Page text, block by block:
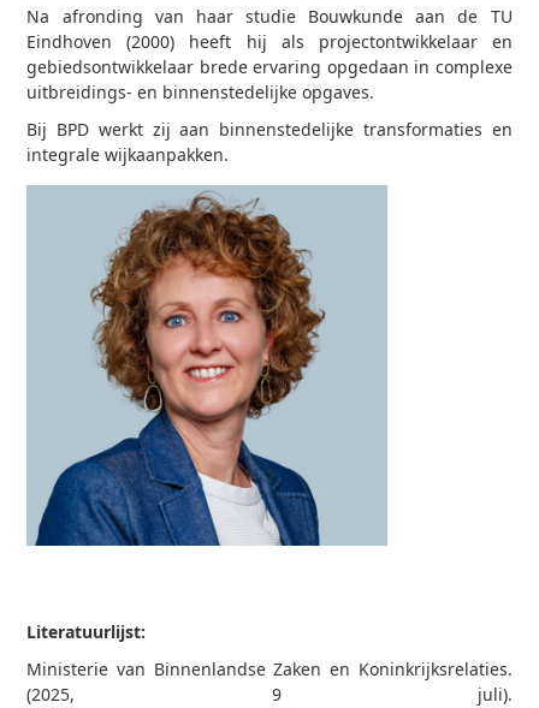
Na afronding van haar studie Bouwkunde aan de TU
Eindhoven (2000) heeft hij als projectontwikkelaar en
gebiedsontwikkelaar brede ervaring opgedaan in complexe
uitbreidings- en binnenstedelijke opgaves.
Bij BPD werkt zij aan binnenstedelijke transformaties en
integrale wijkaanpakken.
Literatuurlijst:
Ministerie van Binnenlandse Zaken en Koninkrijksrelaties.
(2025, 9 juli).